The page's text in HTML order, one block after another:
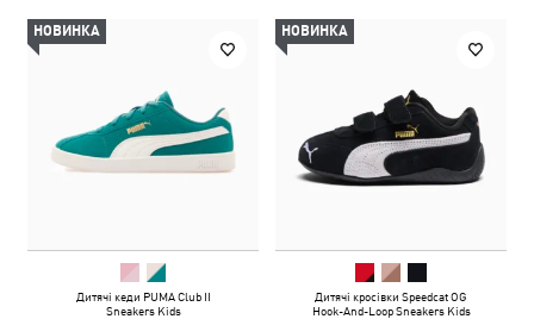
НОВИНКА
Дитячі кеди PUMA Club II
Sneakers Kids
НОВИНКА
Дитячі кросівки Speedcat OG
Hook-And-Loop Sneakers Kids